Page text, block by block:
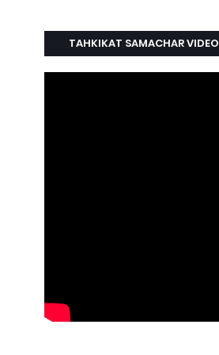
TAHKIKAT SAMACHAR VIDEO